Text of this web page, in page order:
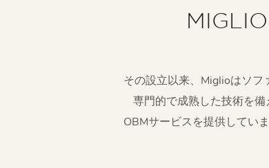
その設立以来、Miglioはソ
専門的で成熟した技術を
OBMサービスを提供してい